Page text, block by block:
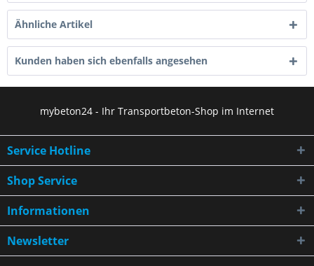
Ähnliche Artikel
Kunden haben sich ebenfalls angesehen
mybeton24 - Ihr Transportbeton-Shop im Internet
Service Hotline
Shop Service
Informationen
Newsletter